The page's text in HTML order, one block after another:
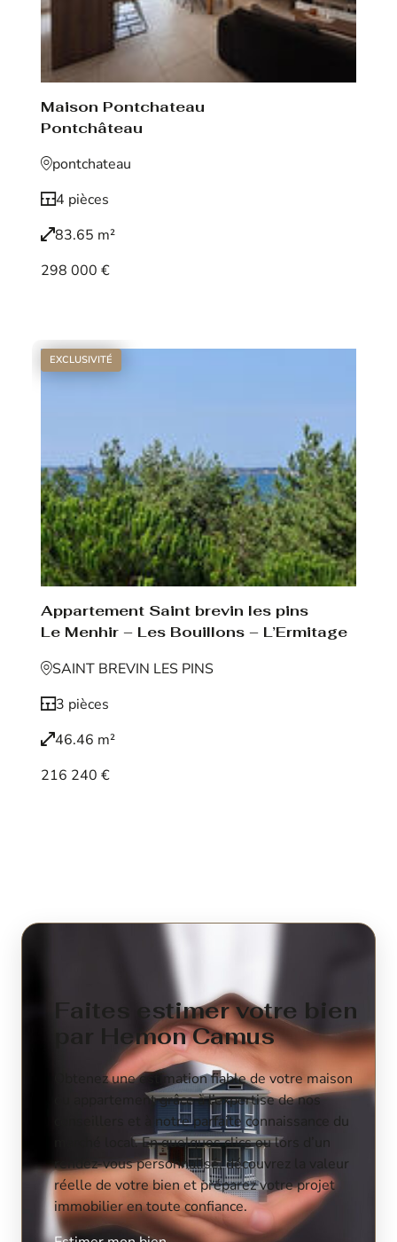
Maison Pontchateau
Pontchâteau
pontchateau
4 pièces
83.65 m²
298 000 €
EXCLUSIVITÉ
Appartement Saint brevin les pins
Le Menhir – Les Bouillons – L’Ermitage
SAINT BREVIN LES PINS
3 pièces
46.46 m²
216 240 €
Faites estimer votre bien
par Hemon Camus
Obtenez une estimation fiable de votre maison
ou appartement grâce à l’expertise de nos
conseillers et à notre parfaite connaissance du
marché local. En quelques clics ou lors d’un
rendez-vous personnalisé, découvrez la valeur
réelle de votre bien et préparez votre projet
immobilier en toute confiance.